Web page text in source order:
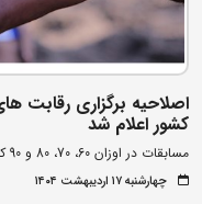
اصلاحیه برگزاری رقابت
کشور اعلام شد
مسابقات در اوزان 60، 70، 80 و 90 کیلوگرم در ملارد برگزار می شود
چهارشنبه ۱۷ اردیبهشت ۱۴۰۴